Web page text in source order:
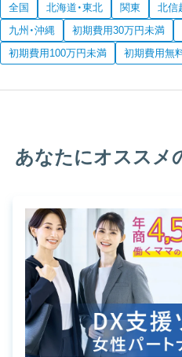
全国
北海道・東北 関東 北信
九州・沖縄
初期費用30万円未満
初期費用100万円未満
初期費用無
あなたにオススメ